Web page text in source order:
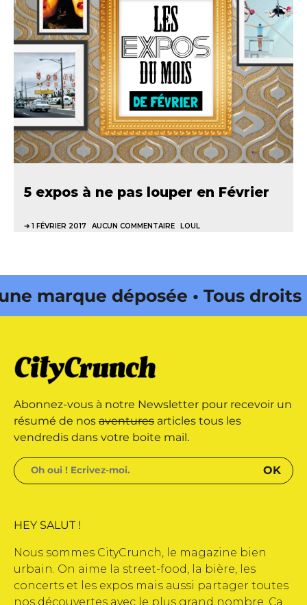
5 expos à ne pas louper en Février
1 FÉVRIER 2017 AUCUN COMMENTAIRE LOUL
marque déposée • Tous droits
marque déposée • Tous droits
édité par Buena Onda Web •
Abonnez-vous à notre Newsletter pour recevoir un
résumé de nos aventures articles tous les
vendredis dans votre boite mail.
HEY SALUT !
Nous sommes CityCrunch, le magazine bien
urbain. On aime la street-food, la bière, les
concerts et les expos mais aussi partager toutes
nos découvertes avec le plus grand nombre. Ça